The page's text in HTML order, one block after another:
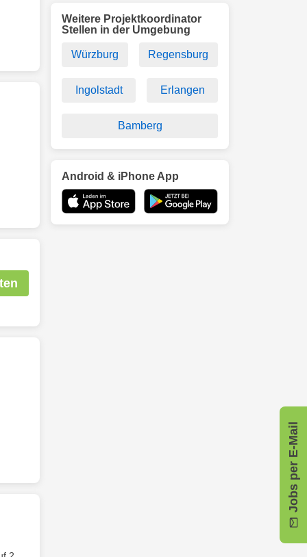
Jobs per E-Mail
Weitere Projektkoordinator
Stellen in der Umgebung
Würzburg Regensburg
Ingolstadt Erlangen
Bamberg
Android & iPhone App